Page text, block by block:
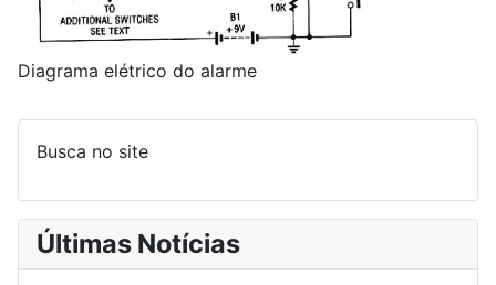
Diagrama elétrico do alarme
Busca no site
Últimas Notícias